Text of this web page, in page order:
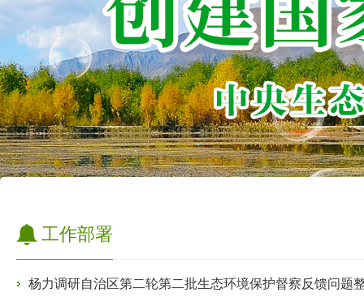
工作部署
杨力调研自治区第二轮第二批生态环境保护督察反馈问题